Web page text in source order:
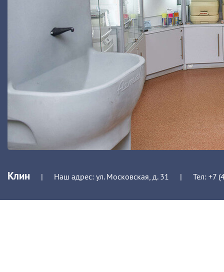
Клин | Наш адрес: ул. Московская, д. 31 | Тел: +7